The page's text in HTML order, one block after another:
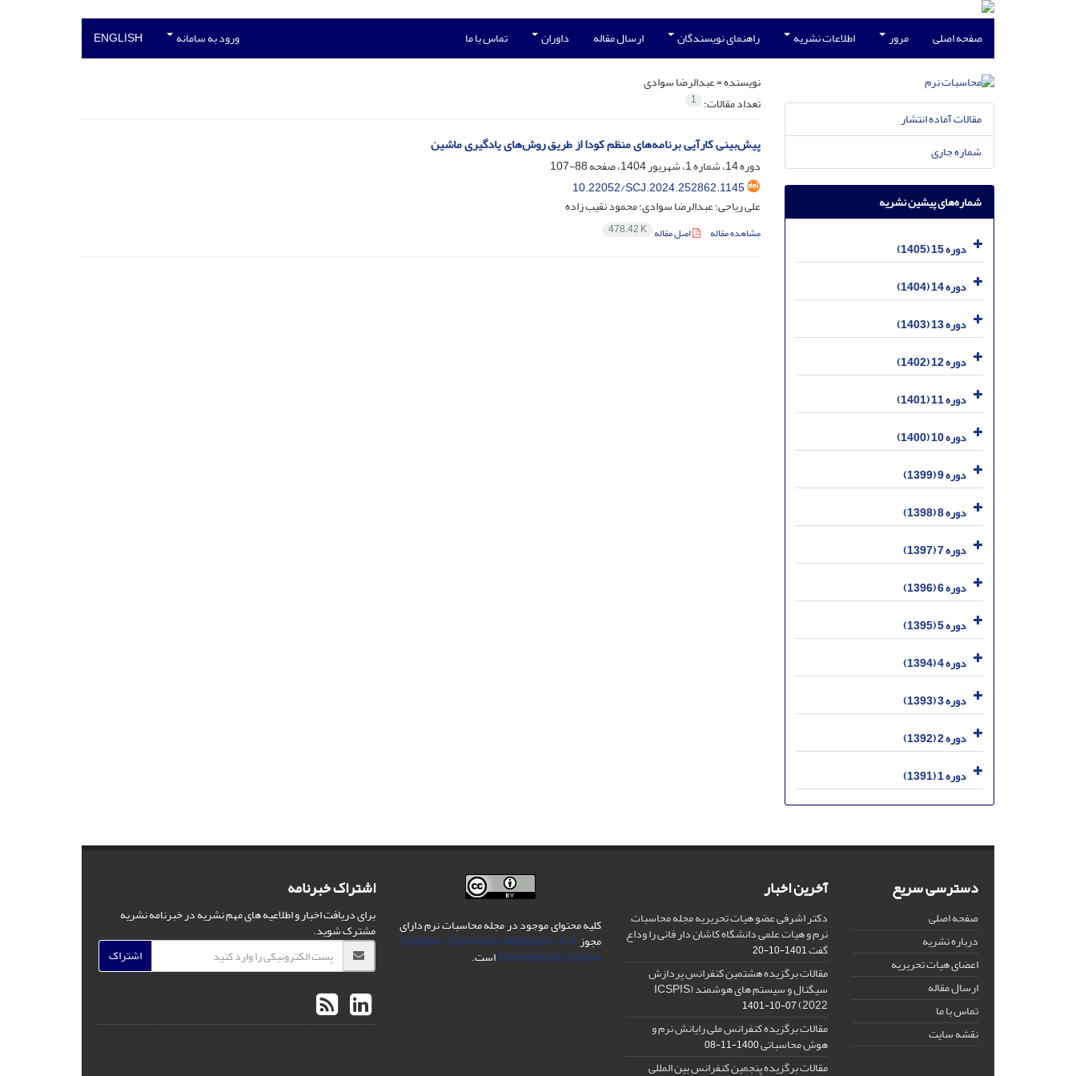
صفحه اصلی مرور اطلاعات نشریه راهنمای نویسندگان ارسال مقاله داوران تماس با ما ورود به سامانه ENGLISH
نویسنده =عبدالرضا سوادی
تعداد مقالات: 1
پیش‌بینی کارآیی برنامه‌های منظم کودا از طریق روش‌های یادگیری ماشین
دوره 14، شماره 1، شهریور 1404، صفحه
88-107
10.22052/SCJ.2024.252862.1145
علی ریاحی؛ عبدالرضا سوادی؛ محمود نقیب زاده
مشاهده مقاله اصل مقاله 478.42 K
مقالات آماده انتشار
شماره جاری
شماره‌های پیشین نشریه
دوره 15 (1405)
دوره 14 (1404)
دوره 13 (1403)
دوره 12 (1402)
دوره 11 (1401)
دوره 10 (1400)
دوره 9 (1399)
دوره 8 (1398)
دوره 7 (1397)
دوره 6 (1396)
دوره 5 (1395)
دوره 4 (1394)
دوره 3 (1393)
دوره 2 (1392)
دوره 1 (1391)
دسترسی سریع
صفحه اصلی
درباره نشریه
اعضای هیات تحریریه
ارسال مقاله
تماس با ما
نقشه سایت
آخرین اخبار
دکتر اشرفی عضو هیات تحریریه مجله محاسبات
نرم و هیات علمی دانشگاه کاشان دار فانی را وداع
گفت1401-10-20
مقالات برگزیده هشتمین کنفرانس پردازش
سیگنال و سیستم های هوشمند (ICSPIS
2022)
1401-10-07
مقالات برگزیده کنفرانس ملی رایانش نرم و
هوش محاسباتی1400-11-08
مقالات برگزیده پنجمین کنفرانس بین المللی
کلیه محتوای موجود در مجله محاسبات نرم دارای
مجوز Creative Commons Attribution 4.0
International Licenseاست.
اشتراک خبرنامه
برای دریافت اخبار و اطلاعیه های مهم نشریه در خبرنامه نشریه
مشترک شوید.
اشتراک